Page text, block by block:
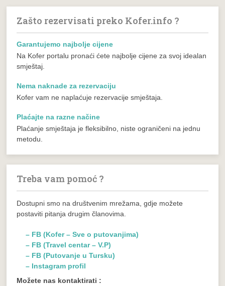
Zašto rezervisati preko Kofer.info ?
Garantujemo najbolje cijene
Na Kofer portalu pronaći ćete najbolje cijene za svoj idealan
smještaj.
Nema naknade za rezervaciju
Kofer vam ne naplaćuje rezervacije smještaja.
Plaćajte na razne načine
Plaćanje smještaja je fleksibilno, niste ograničeni na jednu
metodu.
Treba vam pomoć ?
Dostupni smo na društvenim mrežama, gdje možete
postaviti pitanja drugim članovima.
– FB (Kofer – Sve o putovanjima)
– FB (Travel centar – V.P)
– FB (Putovanje u Tursku)
– Instagram profil
Možete nas kontaktirati :